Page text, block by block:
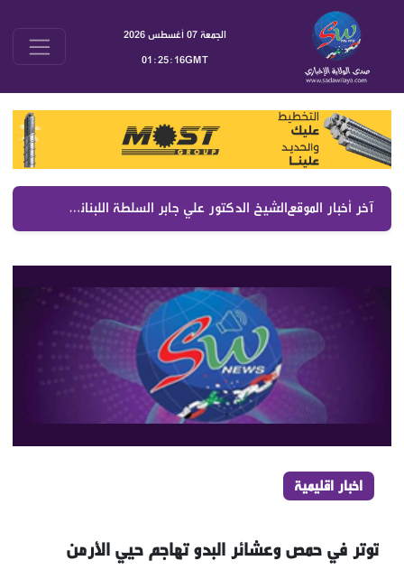
الجمعة 07 أغسطس 2026
01:25:16GMT
آخر أخبار الموقع : الشيخ الدكتور علي جابر السلطة اللبنانية تجلس مع الإسرائيلي لتخضع لشروطه رغم استمرار تدمير القرى
اخبار اقليمية
توتر في حمص وعشائر البدو تهاجم حيي الأرمن